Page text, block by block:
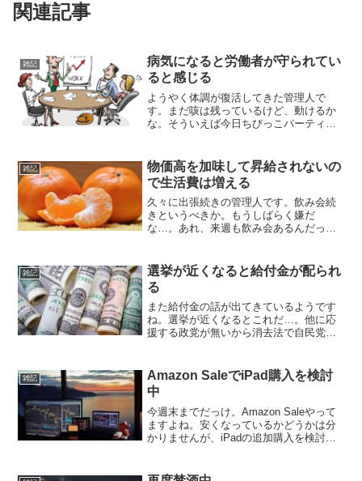
関連記事
雑記
病気になると労働者が守られてい
ると感じる
ようやく体調が復活してきた管理人で
す。まだ咳は残っているけど、動けるか
な。そういえば今日ちびっこパーティだ
グの騒がしさは気にならんし。私は風邪
をひいても全力で仕事してお...
雑記
物価高を加味して昇給されないの
で生活費は増える
久々に出張続きの管理人です。飲み会続
きというべきか。もうしばらく嫌だ
な…。あれ、来週も飲み会あるんだっ
きますが、おまいらが呼ぶんだから行く
しか無いだろうと言うこ...
雑記
選挙が近くなると給付金が配られ
る
また給付金の話が出てきているようです
ね。選挙が近くなるとこれだ…。他に応
援する政党が無いから消去法で自民党に
ようなので、それが救いかな。もう所得
制限されたらなーんも手に...
雑記
Amazon SaleでiPad購入を検討
中
今週末までだっけ。Amazon Saleやって
ますよね。安くなっているかどうかは分
かりませんが、iPadの追加購入を検討し
ですが、マイクラは飽きて使う頻度が下